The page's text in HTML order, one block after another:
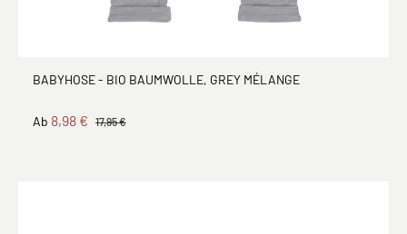
BABYHOSE - BIO BAUMWOLLE, GREY MÉLANGE
Ab 8,98 € 17,95 €